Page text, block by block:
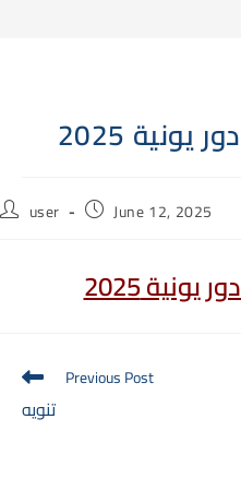
2025
Postuser PostJune 12, 2025
2025
Read
more
articles
Previous Post
تنويه